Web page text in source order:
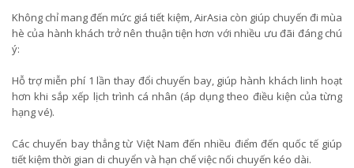
Không chỉ mang đến mức giá tiết kiệm, AirAsia còn giúp chuyến đi mùa
hè của hành khách trở nên thuận tiện hơn với nhiều ưu đãi đáng chú
ý:
Hỗ trợ miễn phí 1 lần thay đổi chuyến bay, giúp hành khách linh hoạt
hơn khi sắp xếp lịch trình cá nhân (áp dụng theo điều kiện của từng
hạng vé).
Các chuyến bay thẳng từ Việt Nam đến nhiều điểm đến quốc tế giúp
tiết kiệm thời gian di chuyển và hạn chế việc nối chuyến kéo dài.